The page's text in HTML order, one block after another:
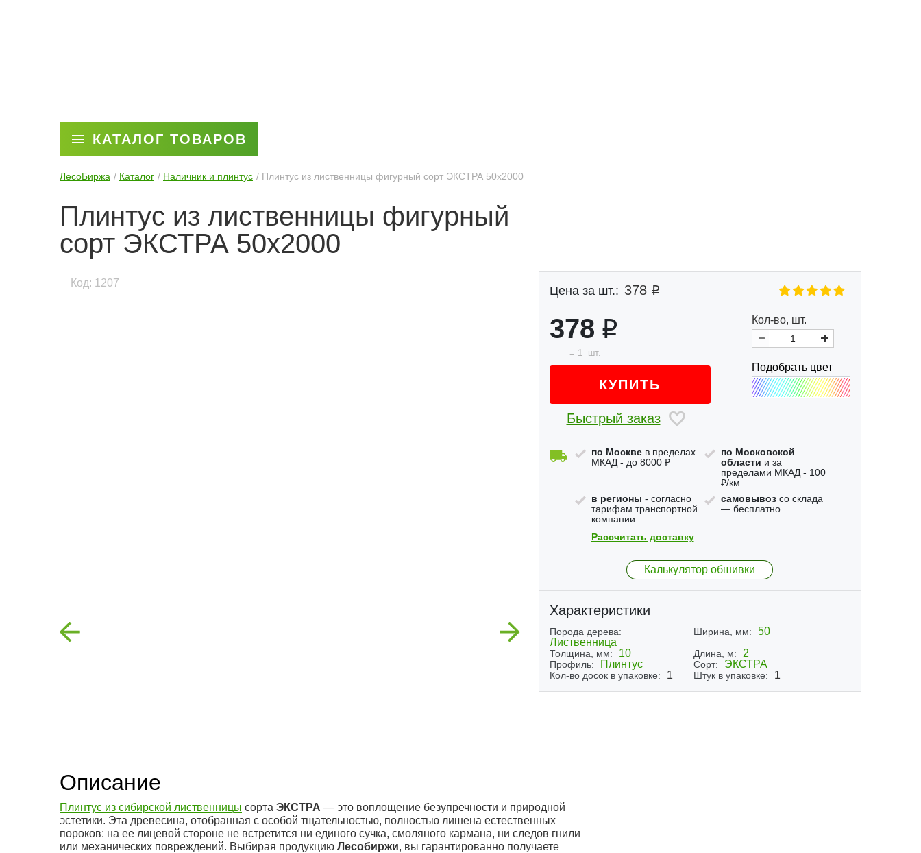
КАТАЛОГ ТОВАРОВ
ЛесоБиржа Каталог Наличник и плинтус Плинтус из лиственницы фигурный сорт ЭКСТРА 50x2000
Плинтус из лиственницы фигурный
сорт ЭКСТРА 50x2000
Код: 1207
Previous Next
Цена за шт.: 378
378
= 1 шт.
КУПИТЬ
Быстрый заказ
Кол-во, шт.
Подобрать цвет
по Москвев пределах
МКАД - до 8000 ₽
по Московской
области и за
пределами МКАД - 100
₽/км
в регионы - согласно
тарифам транспортной
компании
самовывозсо склада
— бесплатно
Рассчитать доставку
Калькулятор обшивки
Характеристики
Порода дерева:
Лиственница
Ширина, мм: 50
Толщина, мм: 10 Длина, м: 2
Профиль: Плинтус Сорт: ЭКСТРА
Кол-во досок в упаковке: 1 Штук в упаковке: 1
Описание
Плинтус из сибирской лиственницы сорта ЭКСТРА — это воплощение безупречности и природной
эстетики. Эта древесина, отобранная с особой тщательностью, полностью лишена естественных
пороков: на ее лицевой стороне не встретится ни единого сучка, смоляного кармана, ни следов гнили
или механических повреждений. Выбирая продукцию Лесобиржи, вы гарантированно получаете